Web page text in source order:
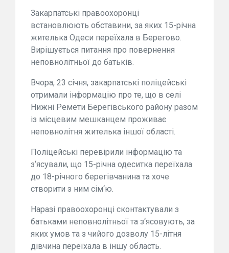
Закарпатські правоохоронці
встановлюють обставини, за яких 15-річна
жителька Одеси переїхала в Берегово.
Вирішується питання про повернення
неповнолітньої до батьків.
Вчора, 23 січня, закарпатські поліцейські
отримали інформацію про те, що в селі
Нижні Ремети Берегівського району разом
із місцевим мешканцем проживає
неповнолітня жителька іншої області.
Поліцейські перевірили інформацію та
з‘ясували, що 15-річна одеситка переїхала
до 18-річного берегівчанина та хоче
створити з ним сім‘ю.
Наразі правоохоронці сконтактували з
батьками неповнолітньої та з‘ясовують, за
яких умов та з чийого дозволу 15-літня
дівчина переїхала в іншу область.